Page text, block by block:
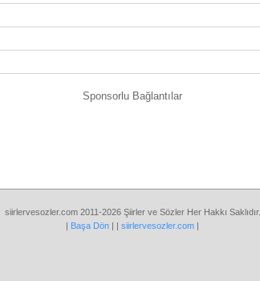
Sponsorlu Bağlantılar
siirlervesozler.com 2011-2026 Şiirler ve Sözler Her Hakkı Saklıdır.
| Başa Dön | | siirlervesozler.com |